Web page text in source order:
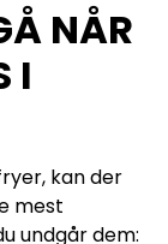
NÅR
I
kan der
mest
undgår dem: